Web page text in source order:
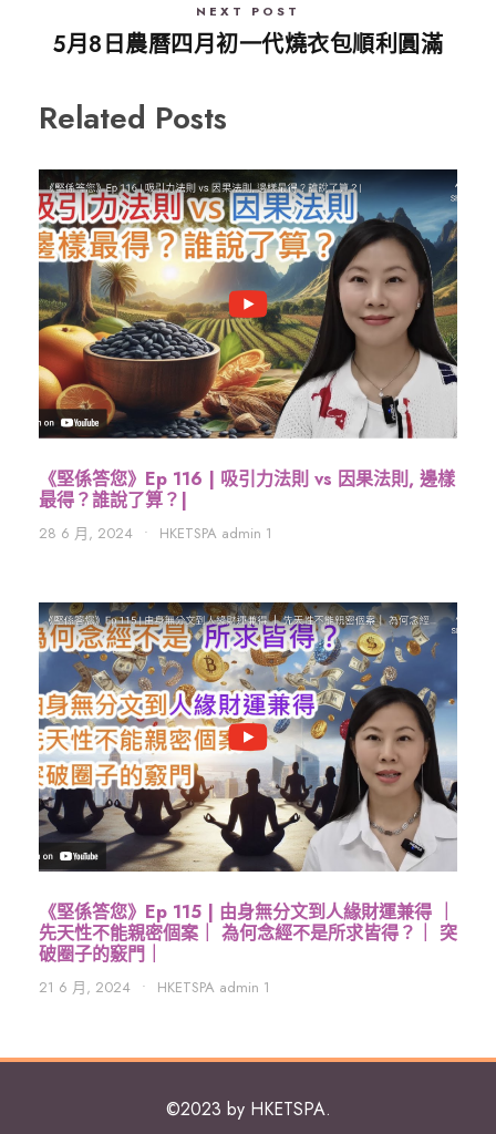
NEXT POST
5月8日農曆四月初一代燒衣包順利圓滿
Related Posts
《堅係答您》Ep 116 | 吸引力法則 vs 因果法則, 邊樣
最得？誰說了算？|
28 6 月, 2024 • HKETSPA admin 1
《堅係答您》Ep 115 | 由身無分文到人緣財運兼得 ｜
先天性不能親密個案｜ 為何念經不是所求皆得？｜ 突
破圈子的竅門｜
21 6 月, 2024 • HKETSPA admin 1
©2023 by HKETSPA.